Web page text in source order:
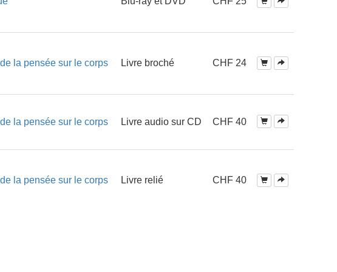
la pensée sur le corps Livre broché CHF 24
la pensée sur le corps Livre audio sur CD CHF 40
la pensée sur le corps Livre relié CHF 40